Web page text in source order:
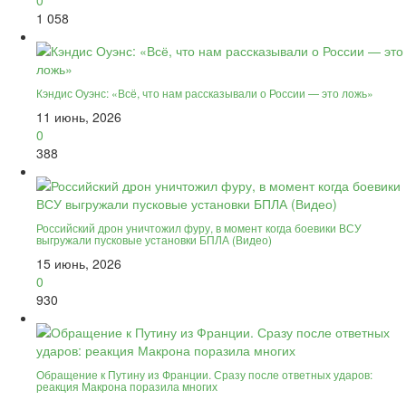
1 058
Кэндис Оуэнс: «Всё, что нам рассказывали о России — это ложь»
11 июнь, 2026
0
388
Российский дрон уничтожил фуру, в момент когда боевики ВСУ
выгружали пусковые установки БПЛА (Видео)
15 июнь, 2026
0
930
Обращение к Путину из Франции. Сразу после ответных ударов:
реакция Макрона поразила многих